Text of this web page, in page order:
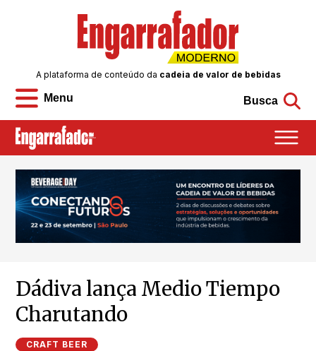
Menu
A plataforma de conteúdo da cadeia de valor de bebidas
Busca
Dádiva lança Medio Tiempo
Charutando
CRAFT BEER